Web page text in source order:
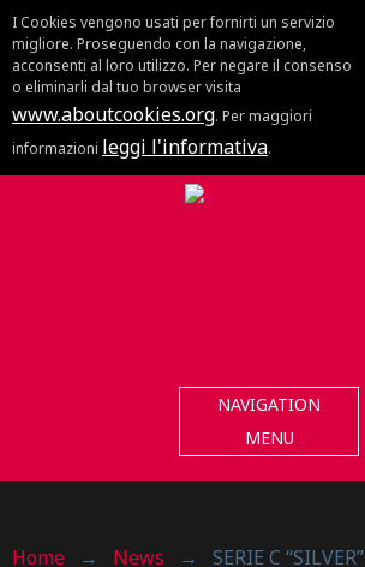
I Cookies vengono usati per fornirti un servizio
migliore. Proseguendo con la navigazione,
acconsenti al loro utilizzo. Per negare il consenso
o eliminarli dal tuo browser visita
www.aboutcookies.org. Per maggiori
informazioni leggi l'informativa.
NAVIGATION
MENU
Home → News → SERIE C “SILVER” : LA ENGINUX TORNA A VINCERE !